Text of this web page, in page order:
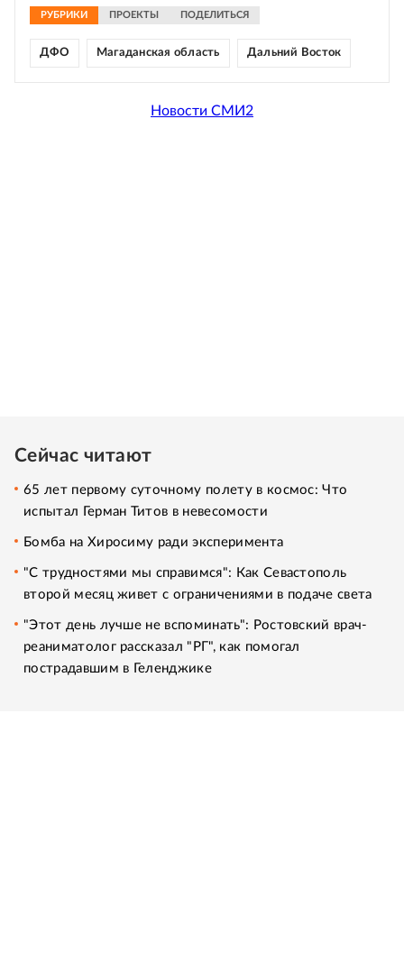
РУБРИКИ ПРОЕКТЫ ПОДЕЛИТЬСЯ
ДФО Магаданская область Дальний Восток
Новости СМИ2
Сейчас читают
65 лет первому суточному полету в космос: Что
испытал Герман Титов в невесомости
Бомба на Хиросиму ради эксперимента
"С трудностями мы справимся": Как Севастополь
второй месяц живет с ограничениями в подаче света
"Этот день лучше не вспоминать": Ростовский врач-
реаниматолог рассказал "РГ", как помогал
пострадавшим в Геленджике